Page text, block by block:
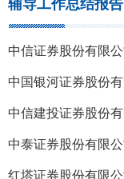
辅导工作总结报告